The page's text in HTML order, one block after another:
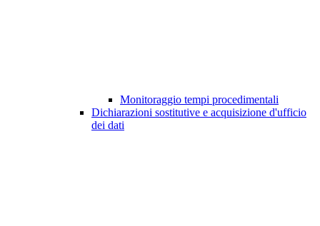
Monitoraggio tempi procedimentali
Dichiarazioni sostitutive e acquisizione d'ufficio
dei dati